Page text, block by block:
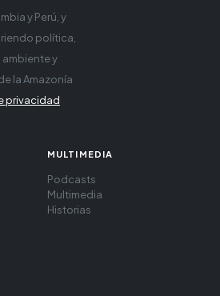
y Perú, y
política,
ambiente y
la Amazonía
privacidad
MULTIMEDIA
Podcasts
Multimedia
Historias